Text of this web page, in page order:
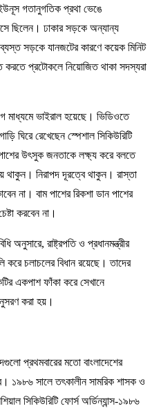
ইউনূস গতানুগতিক প্রথা ভেঙে
ছিলেন। ঢাকার সড়কে অন্যান্য
সড়কে যানজটের কারণে কয়েক মিনিট
করতে প্রটোকলে নিয়োজিত থাকা সদস্যরা
মাধ্যমে ভাইরাল হয়েছে। ভিডিওতে
ঘিরে রেখেছেন স্পেশাল সিকিউরিটি
উৎসুক জনতাকে লক্ষ্য করে বলতে
থাকুন। নিরাপদ দূরত্বে থাকুন। রাস্তা
না। বাম পাশের রিকশা ডান পাশের
করবেন না।
অনুসারে, রাষ্ট্রপতি ও প্রধানমন্ত্রীর
চলাচলের বিধান রয়েছে। তাদের
একপাশ ফাঁকা করে সেখানে
করা হয়।
প্রথমবারের মতো বাংলাদেশের
১৯৮৬ সালে তৎকালীন সামরিক শাসক ও
সিকিউরিটি ফোর্স অর্ডিন্যান্স-১৯৮৬